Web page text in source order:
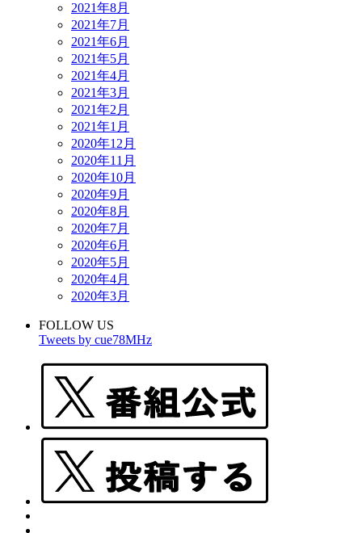
2021年8月
2021年7月
2021年6月
2021年5月
2021年4月
2021年3月
2021年2月
2021年1月
2020年12月
2020年11月
2020年10月
2020年9月
2020年8月
2020年7月
2020年6月
2020年5月
2020年4月
2020年3月
FOLLOW US
Tweets by cue78MHz